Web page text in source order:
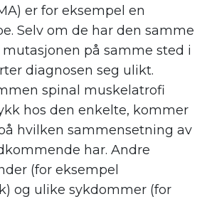
er for eksempel en
Selv om de har den samme
på samme sted i
diagnosen seg ulikt.
spinal muskelatrofi
hos den enkelte, kommer
hvilken sammensetning av
har. Andre
(for eksempel
og ulike sykdommer (for